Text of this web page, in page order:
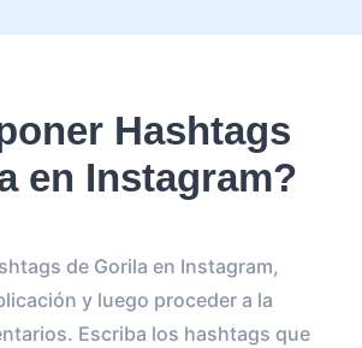
Hashtags
en Instagram?
de Gorila en Instagram,
y luego proceder a la
Escriba los hashtags que